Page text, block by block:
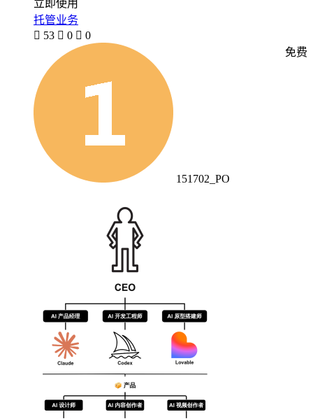
立即使用
托管业务
 53  0  0
151702_PO
免费